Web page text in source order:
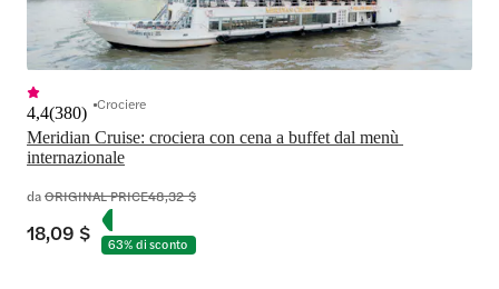
Meridian Cruise: crociera con cena a buffet dal menù
internazionale
4,4(380) Crociere
daORIGINAL PRICE48,32 $
18,09 $ 63% di sconto